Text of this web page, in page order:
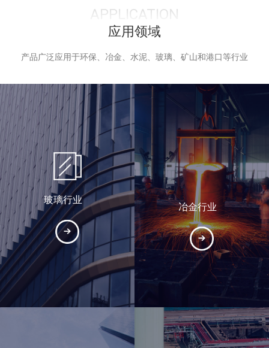
APPLICATION
应用领域
产品广泛应用于环保、冶金、水泥、玻璃、矿山和港口等行业
玻璃行业
冶金行业